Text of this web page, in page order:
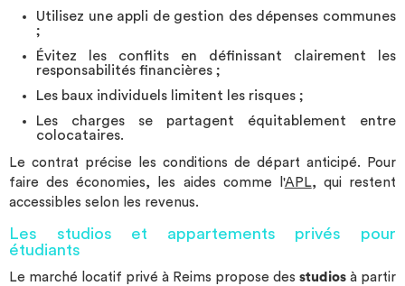
Utilisez une appli de gestion des dépenses communes
;
Évitez les conflits en définissant clairement les
responsabilités financières ;
Les baux individuels limitent les risques ;
Les charges se partagent équitablement entre
colocataires.
Le contrat précise les conditions de départ anticipé. Pour
faire des économies, les aides comme l'APL, qui restent
accessibles selon les revenus.
Les studios et appartements privés pour
étudiants
Le marché locatif privé à Reims propose des studios à partir